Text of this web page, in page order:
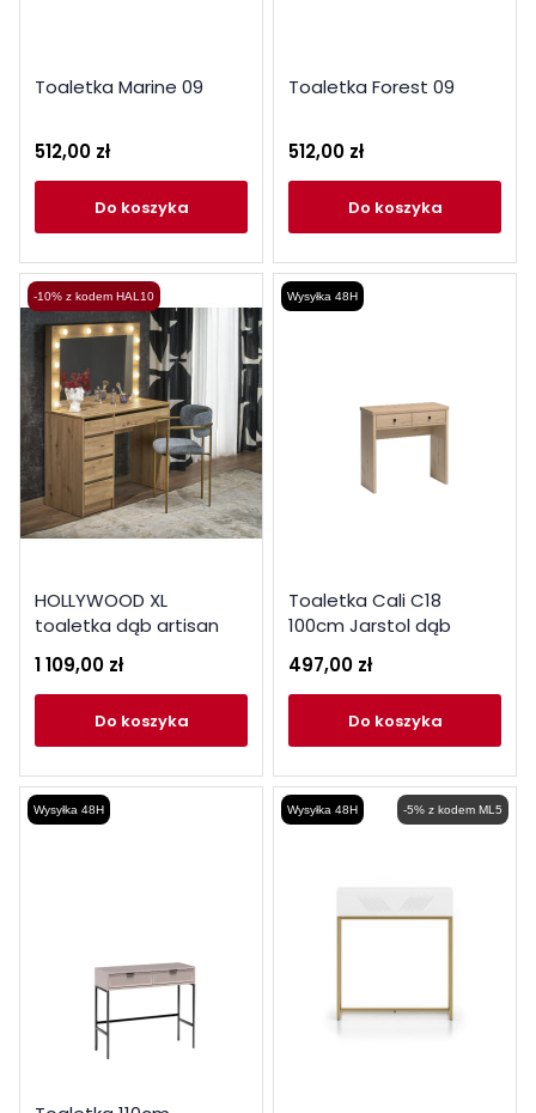
Toaletka Marine 09
512,00 zł
do koszyka
Toaletka Forest 09
512,00 zł
do koszyka
-10% z kodem HAL10
HOLLYWOOD XL
toaletka dąb artisan
1 109,00 zł
do koszyka
Wysyłka 48H
Toaletka Cali C18
100cm Jarstol dąb
497,00 zł
do koszyka
Wysyłka 48H -5% z kodem ML5
Wysyłka 48H